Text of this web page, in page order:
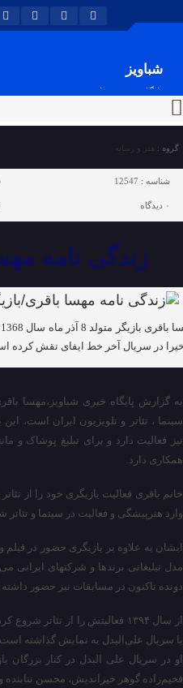
شباویز
پایگاه خبری شباویز
گروه : هنر و رسانه
شناسه : 12547
۰ دیدگاه
زندگی نامه
در سریال آخر خط ایفای نقش کرده
سینما ، تئاتر و تلویزیون ایران است،
نیز فعالیت دارد و برای تبلیغ پوشاک و
همکاری دارد.
وارد هنرپیشگی و فعالیت در سینما و
ایشان به علاوه بر بازیگری حضور در فیلم
مدل تبلیغاتی برندها و شرکتهای
دونده تاکنون در مسابقات نیز حضور
از سال ۱۳۹۴ فعالیتش را از تئاتر
با سریال علی‌البدل به نمایش گذاشته
او در سریال علی البدل در کنار
فخیم‌زاده گوهر خیراندیش، محسن